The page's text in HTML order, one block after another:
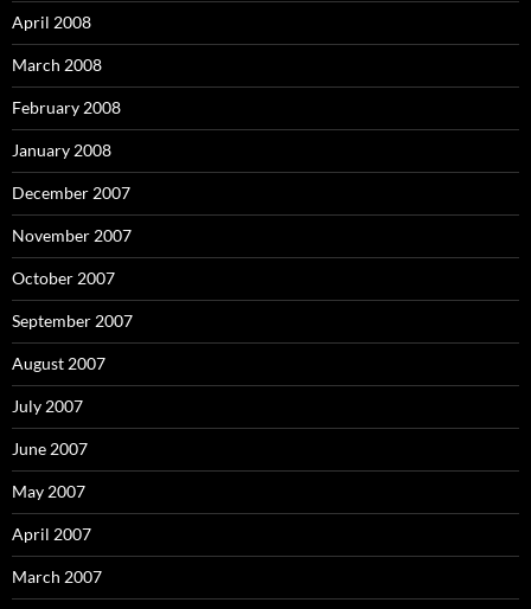
April 2008
March 2008
February 2008
January 2008
December 2007
November 2007
October 2007
September 2007
August 2007
July 2007
June 2007
May 2007
April 2007
March 2007